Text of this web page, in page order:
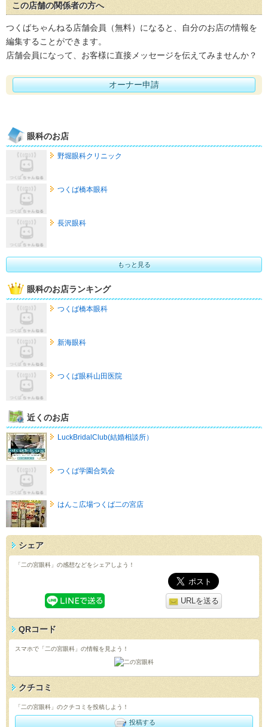
この店舗の関係者の方へ
つくばちゃんねる店舗会員（無料）になると、自分のお店の情報を
編集することができます。
店舗会員になって、お客様に直接メッセージを伝えてみませんか？
オーナー申請
眼科のお店
野堀眼科クリニック
つくば橋本眼科
長沢眼科
もっと見る
眼科のお店ランキング
つくば橋本眼科
新海眼科
つくば眼科山田医院
近くのお店
LuckBridalClub(結婚相談所）
つくば学園合気会
はんこ広場つくば二の宮店
シェア
「二の宮眼科」の感想などをシェアしよう！
URLを送る
QRコード
スマホで「二の宮眼科」の情報を見よう！
クチコミ
「二の宮眼科」のクチコミを投稿しよう！
投稿する